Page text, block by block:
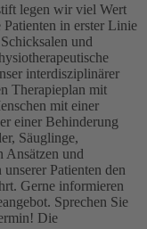
legen wir viel Wert
in erster Linie
und
interdisziplinärer
Therapieplan mit
mit einer
einer Behinderung
Säuglinge,
Ansätzen und
Patienten den
Gerne informieren
Sprechen Sie
Die